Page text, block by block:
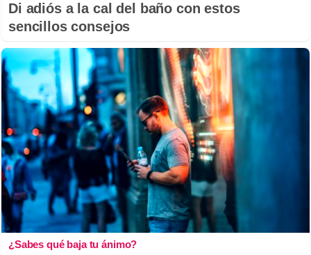
Di adiós a la cal del baño con estos
sencillos consejos
¿Sabes qué baja tu ánimo?